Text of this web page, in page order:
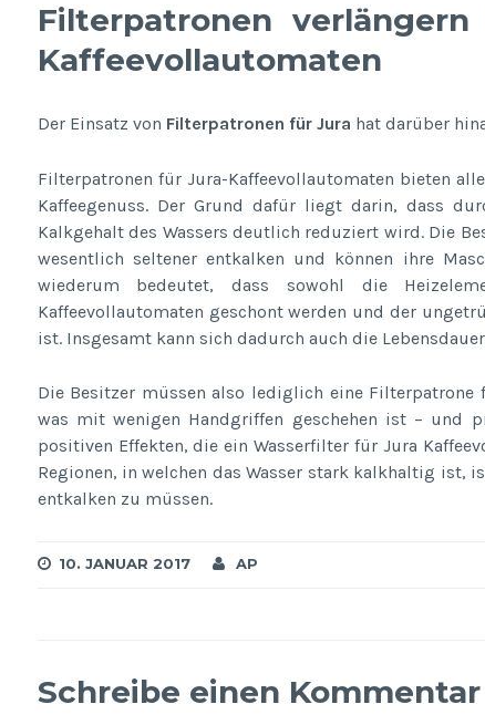
Filterpatronen
Kaffeevollautomaten
Der Einsatz von Filterpatronen für Jura hat darüber
Filterpatronen für Jura-Kaffeevollautomaten bieten
Kaffeegenuss. Der Grund dafür liegt darin, dass
Kalkgehalt des Wassers deutlich reduziert wird. Die
wesentlich seltener entkalken und können ihre
wiederum bedeutet, dass sowohl die
Kaffeevollautomaten geschont werden und der
ist. Insgesamt kann sich dadurch auch die
Die Besitzer müssen also lediglich eine Filterpatrone
was mit wenigen Handgriffen geschehen ist – und
positiven Effekten, die ein Wasserfilter für Jura
Regionen, in welchen das Wasser stark kalkhaltig ist,
entkalken zu müssen.
10. JANUAR 2017 AP
Schreibe einen Kommentar